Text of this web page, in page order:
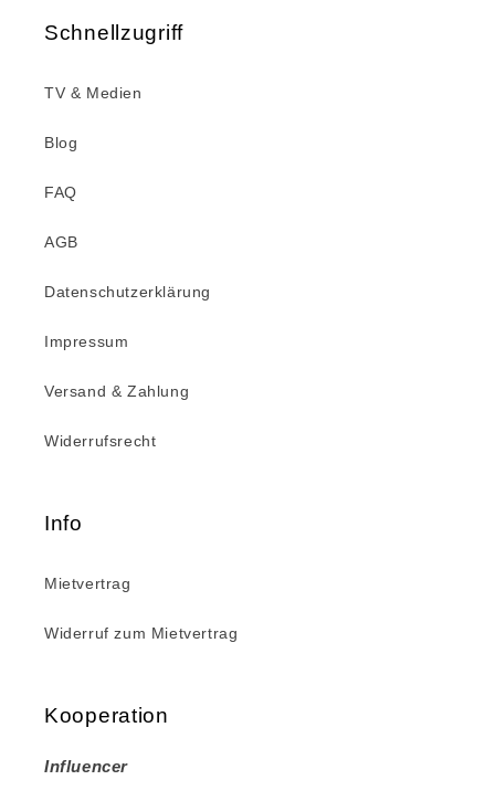
Schnellzugriff
TV & Medien
Blog
FAQ
AGB
Datenschutzerklärung
Impressum
Versand & Zahlung
Widerrufsrecht
Info
Mietvertrag
Widerruf zum Mietvertrag
Kooperation
Influencer